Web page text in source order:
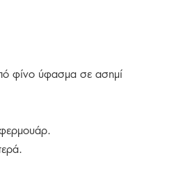
φίνο ύφασμα σε ασημί
φερμουάρ.